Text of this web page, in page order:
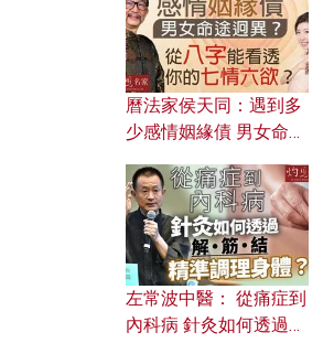
曆法家侯天同：遇到多
少感情姻緣債 男女命途
的七情六欲？
左常波中醫： 從痛症到
內科病 針灸如何透過解